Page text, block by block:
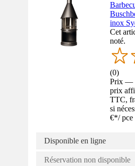
inox
Cet
noté.
(0)
Prix —
prix
TTC,
si
€*/ pce
Disponible en ligne
Réservation non disponible